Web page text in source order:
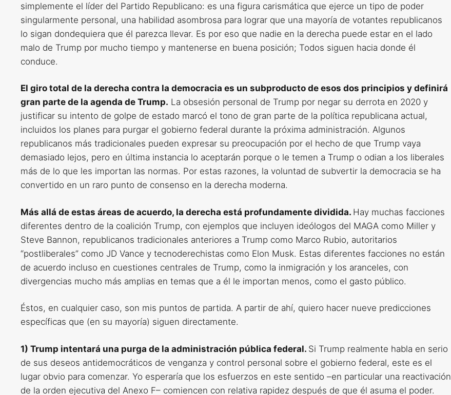
simplemente el líder del Partido Republicano: es una figura carismática que ejerce un tipo de poder
singularmente personal, una habilidad asombrosa para lograr que una mayoría de votantes republicanos
lo sigan dondequiera que él parezca llevar. Es por eso que nadie en la derecha puede estar en el lado
malo de Trump por mucho tiempo y mantenerse en buena posición; Todos siguen hacia donde él
conduce.
El giro total de la derecha contra la democracia es un subproducto de esos dos principios y definirá
gran parte de la agenda de Trump. La obsesión personal de Trump por negar su derrota en 2020 y
justificar su intento de golpe de estado marcó el tono de gran parte de la política republicana actual,
incluidos los planes para purgar el gobierno federal durante la próxima administración. Algunos
republicanos más tradicionales pueden expresar su preocupación por el hecho de que Trump vaya
demasiado lejos, pero en última instancia lo aceptarán porque o le temen a Trump o odian a los liberales
más de lo que les importan las normas. Por estas razones, la voluntad de subvertir la democracia se ha
convertido en un raro punto de consenso en la derecha moderna.
Más allá de estas áreas de acuerdo, la derecha está profundamente dividida. Hay muchas facciones
diferentes dentro de la coalición Trump, con ejemplos que incluyen ideólogos del MAGA como Miller y
Steve Bannon, republicanos tradicionales anteriores a Trump como Marco Rubio, autoritarios
“postliberales” como JD Vance y tecnoderechistas como Elon Musk. Estas diferentes facciones no están
de acuerdo incluso en cuestiones centrales de Trump, como la inmigración y los aranceles, con
divergencias mucho más amplias en temas que a él le importan menos, como el gasto público.
Éstos, en cualquier caso, son mis puntos de partida. A partir de ahí, quiero hacer nueve predicciones
específicas que (en su mayoría) siguen directamente.
1) Trump intentará una purga de la administración pública federal. Si Trump realmente habla en serio
de sus deseos antidemocráticos de venganza y control personal sobre el gobierno federal, este es el
lugar obvio para comenzar. Yo esperaría que los esfuerzos en este sentido –en particular una reactivación
de la orden ejecutiva del Anexo F– comiencen con relativa rapidez después de que él asuma el poder.